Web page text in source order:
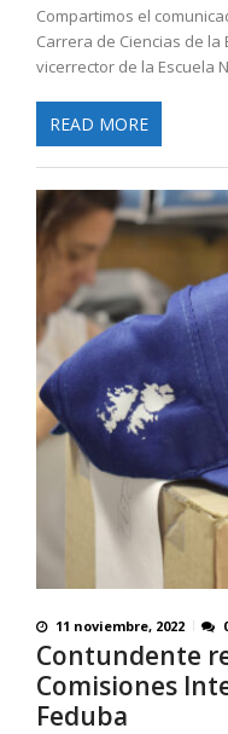
Compartimos el
Carrera de Ciencias de
vicerrector de la Escuela
READ MORE
11 noviembre, 2022
Contundente
Comisiones
Feduba